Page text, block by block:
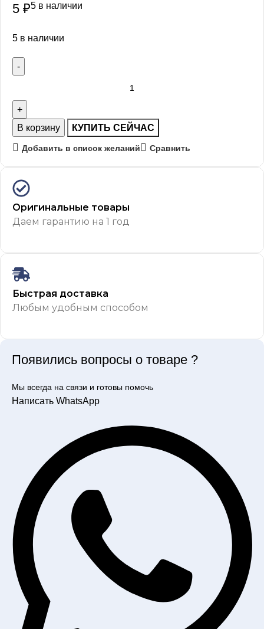
5 ₽5 в наличии
5 в наличии
В корзину КУПИТЬ СЕЙЧАС
Добавить в список желаний Сравнить
Оригинальные товары
Даем гарантию на 1 год
Быстрая доставка
Любым удобным способом
Появились вопросы о товаре ?
Мы всегда на связи и готовы помочь
Написать WhatsApp